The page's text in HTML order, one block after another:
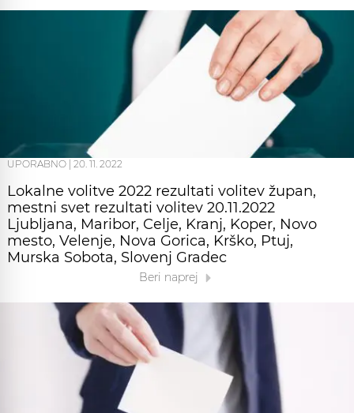
UPORABNO 20. 11. 2022
Lokalne volitve 2022 rezultati volitev župan,
mestni svet rezultati volitev 20.11.2022
Ljubljana, Maribor, Celje, Kranj, Koper, Novo
mesto, Velenje, Nova Gorica, Krško, Ptuj,
Murska Sobota, Slovenj Gradec
Beri naprej